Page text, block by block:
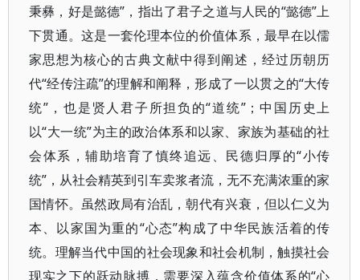
秉彝，好是懿德”，指出了君子之道与人民的“懿德”上
下贯通。这是一套伦理本位的价值体系，最早在以儒
家思想为核心的古典文献中得到阐述，经过历朝历
代“经传注疏”的理解和阐释，形成了一以贯之的“大传
统”，也是贤人君子所担负的“道统”；中国历史上
以“大一统”为主的政治体系和以家、家族为基础的社
会体系，辅助培育了慎终追远、民德归厚的“小传
统”，从社会精英到引车卖浆者流，无不充满浓重的家
国情怀。虽然政局有治乱，朝代有兴衰，但以仁义为
本、以家国为重的“心态”构成了中华民族活着的传
统。理解当代中国的社会现象和社会机制，触摸社会
现实之下的跃动脉搏，需要深入蕴含价值体系的“心